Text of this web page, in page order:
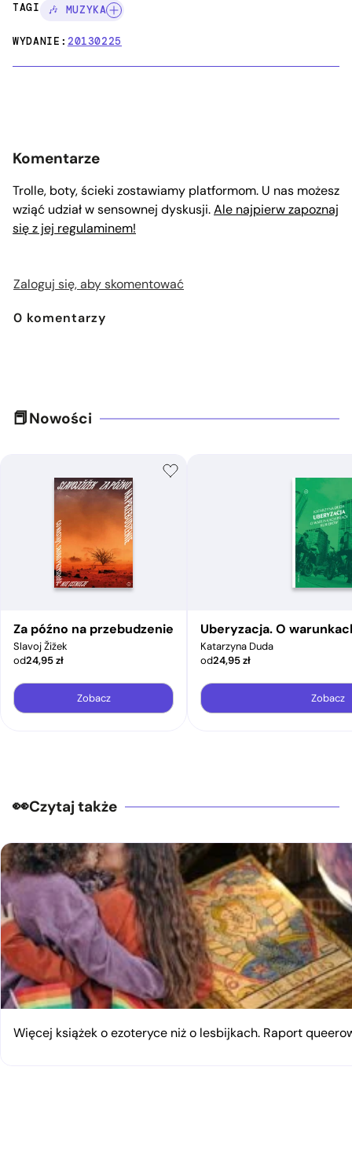
TAGI: 🎶 MUZYKA
WYDANIE:20130225
Komentarze
Trolle, boty, ścieki zostawiamy platformom. U nas możesz
wziąć udział w sensownej dyskusji.Ale najpierw zapoznaj
się z jej regulaminem!
Zaloguj się, aby skomentować
0 komentarzy
Nowości
Za późno na przebudzenie
Slavoj Žižek
od24,95zł
Zobacz
Uberyzacja. O
Katarzyna Duda
od24,95zł
Zobacz
Czytaj także
Więcej książek o ezoteryce niż o lesbijkach. Raport